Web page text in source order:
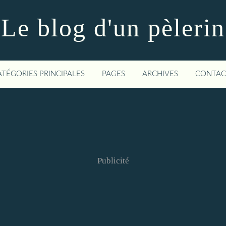
Le blog d'un pèlerin
PRINCIPALES PAGES ARCHIVES
Publicité